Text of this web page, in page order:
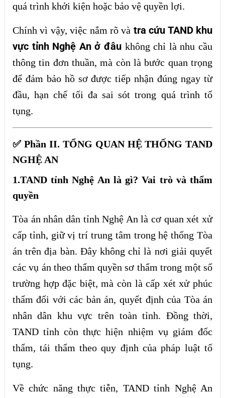
quá trình khởi kiện hoặc bảo vệ quyền lợi.
Chính vì vậy, việc nắm rõ và tra cứu TAND khu
vực tỉnh Nghệ An ở đâu không chỉ là nhu cầu
thông tin đơn thuần, mà còn là bước quan trọng
để đảm bảo hồ sơ được tiếp nhận đúng ngay từ
đầu, hạn chế tối đa sai sót trong quá trình tố
tụng.
✅ Phần II. TỔNG QUAN HỆ THỐNG TAND
NGHỆ AN
1.TAND tỉnh Nghệ An là gì? Vai trò và thẩm
quyền
Tòa án nhân dân tỉnh Nghệ An là cơ quan xét xử
cấp tỉnh, giữ vị trí trung tâm trong hệ thống Tòa
án trên địa bàn. Đây không chỉ là nơi giải quyết
các vụ án theo thẩm quyền sơ thẩm trong một số
trường hợp đặc biệt, mà còn là cấp xét xử phúc
thẩm đối với các bản án, quyết định của Tòa án
nhân dân khu vực trên toàn tỉnh. Đồng thời,
TAND tỉnh còn thực hiện nhiệm vụ giám đốc
thẩm, tái thẩm theo quy định của pháp luật tố
tụng.
Về chức năng thực tiễn, TAND tỉnh Nghệ An